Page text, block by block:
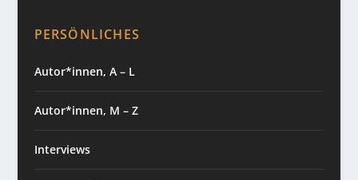
PERSÖNLICHES
Autor*innen, A – L
Autor*innen, M – Z
Interviews